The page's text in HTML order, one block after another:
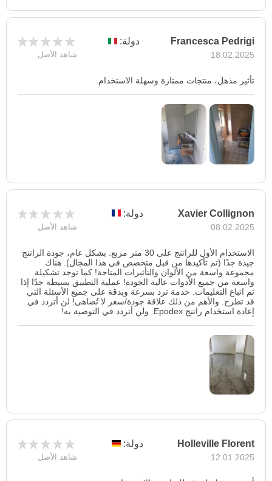
Francesca Pedrigi
18.02.2025
دولة:
شاهد الأصل
تأثير مذهل، منتجات ممتازة وسهلة الاستخدام.
Xavier Collignon
08.02.2025
دولة:
شاهد الأصل
الاستخدام الأول للراتنج على 30 متر مربع. بشكل عام، جودة الراتنج
جيدة جدًا (تم تأكيدها من قبل متخصص في هذا المجال). هناك
مجموعة واسعة من الألوان والتأثيرات المتاحة! كما توجد تشكيلة
واسعة من جميع الأدوات عالية الجودة! عملية التطبيق بسيطة جدًا إذا
تم اتباع التعليمات. خدمة ترد بسرعة وبدقة على جميع الأسئلة التي
قد تطرح. والأهم من ذلك علاقة جودة/سعر لا تُضاهى! لن أتردد في
إعادة استخدام راتنج Epodex. ولن أتردد في التوصية به!
Holleville Florent
12.01.2025
دولة:
شاهد الأصل